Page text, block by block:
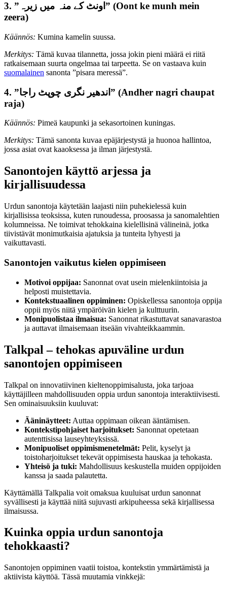
3. ”اونٹ کے منہ میں زیرہ” (Oont ke munh mein
zeera)
Käännös: Kumina kamelin suussa.
Merkitys: Tämä kuvaa tilannetta, jossa jokin pieni määrä ei riitä
ratkaisemaan suurta ongelmaa tai tarpeetta. Se on vastaava kuin
suomalainen sanonta ”pisara meressä”.
4. ”اندھیر نگری چوپٹ راجا” (Andher nagri chaupat
raja)
Käännös: Pimeä kaupunki ja sekasortoinen kuningas.
Merkitys: Tämä sanonta kuvaa epäjärjestystä ja huonoa hallintoa,
jossa asiat ovat kaaoksessa ja ilman järjestystä.
Sanontojen käyttö arjessa ja
kirjallisuudessa
Urdun sanontoja käytetään laajasti niin puhekielessä kuin
kirjallisissa teoksissa, kuten runoudessa, proosassa ja sanomalehtien
kolumneissa. Ne toimivat tehokkaina kielellisinä välineinä, jotka
tiivistävät monimutkaisia ajatuksia ja tunteita lyhyesti ja
vaikuttavasti.
Sanontojen vaikutus kielen oppimiseen
Motivoi oppijaa: Sanonnat ovat usein mielenkiintoisia ja
helposti muistettavia.
Kontekstuaalinen oppiminen: Opiskellessa sanontoja oppija
oppii myös niitä ympäröivän kielen ja kulttuurin.
Monipuolistaa ilmaisua: Sanonnat rikastuttavat sanavarastoa
ja auttavat ilmaisemaan itseään vivahteikkaammin.
Talkpal – tehokas apuväline urdun
sanontojen oppimiseen
Talkpal on innovatiivinen kieltenoppimisalusta, joka tarjoaa
käyttäjilleen mahdollisuuden oppia urdun sanontoja interaktiivisesti.
Sen ominaisuuksiin kuuluvat:
Ääninäytteet: Auttaa oppimaan oikean ääntämisen.
Kontekstipohjaiset harjoitukset: Sanonnat opetetaan
autenttisissa lauseyhteyksissä.
Monipuoliset oppimismenetelmät: Pelit, kyselyt ja
toistoharjoitukset tekevät oppimisesta hauskaa ja tehokasta.
Yhteisö ja tuki: Mahdollisuus keskustella muiden oppijoiden
kanssa ja saada palautetta.
Käyttämällä Talkpalia voit omaksua kuuluisat urdun sanonnat
syvällisesti ja käyttää niitä sujuvasti arkipuheessa sekä kirjallisessa
ilmaisussa.
Kuinka oppia urdun sanontoja
tehokkaasti?
Sanontojen oppiminen vaatii toistoa, kontekstin ymmärtämistä ja
aktiivista käyttöä. Tässä muutamia vinkkejä: